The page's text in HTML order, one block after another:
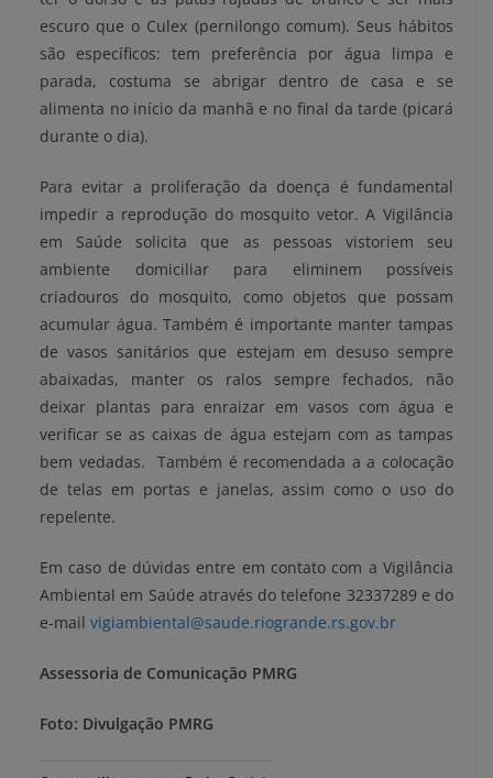
escuro que o Culex (pernilongo comum). Seus hábitos
são específicos: tem preferência por água limpa e
parada, costuma se abrigar dentro de casa e se
alimenta no início da manhã e no final da tarde (picará
durante o dia).
Para evitar a proliferação da doença é fundamental
impedir a reprodução do mosquito vetor. A Vigilância
em Saúde solicita que as pessoas vistoriem seu
ambiente domiciliar para eliminem possíveis
criadouros do mosquito, como objetos que possam
acumular água. Também é importante manter tampas
de vasos sanitários que estejam em desuso sempre
abaixadas, manter os ralos sempre fechados, não
deixar plantas para enraizar em vasos com água e
verificar se as caixas de água estejam com as tampas
bem vedadas. Também é recomendada a a colocação
de telas em portas e janelas, assim como o uso do
repelente.
Em caso de dúvidas entre em contato com a Vigilância
Ambiental em Saúde através do telefone 32337289 e do
e-mail vigiambiental@saude.riogrande.rs.gov.br
Assessoria de Comunicação PMRG
Foto: Divulgação PMRG